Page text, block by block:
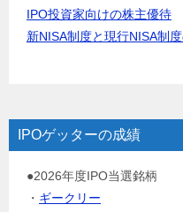
IPO投資家向けの株主優待
新NISA制度と現行NISA制
IPOゲッターの成績
●2026年度IPO当選銘柄
・ ギークリー